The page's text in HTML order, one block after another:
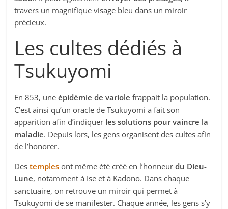
travers un magnifique visage bleu dans un miroir
précieux.
Les cultes dédiés à
Tsukuyomi
En 853, uneépidémie de variole frappait la population.
C’est ainsi qu’un oracle de Tsukuyomi a fait son
apparition afin d’indiquer les solutions pour vaincre la
maladie. Depuis lors, les gens organisent des cultes afin
de l’honorer.
Destemples ont même été créé en l’honneurdu Dieu-
Lune, notamment à Ise et à Kadono. Dans chaque
sanctuaire, on retrouve un miroir qui permet à
Tsukuyomi de se manifester. Chaque année, les gens s’y